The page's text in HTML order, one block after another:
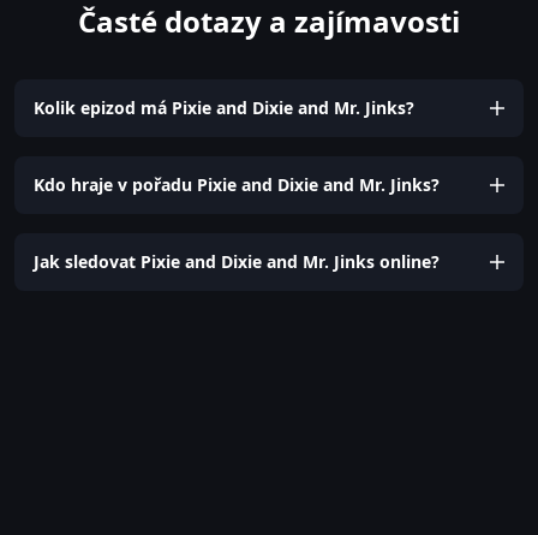
Časté dotazy a zajímavosti
Kolik epizod má Pixie and Dixie and Mr. Jinks?
Kdo hraje v pořadu Pixie and Dixie and Mr. Jinks?
Jak sledovat Pixie and Dixie and Mr. Jinks online?